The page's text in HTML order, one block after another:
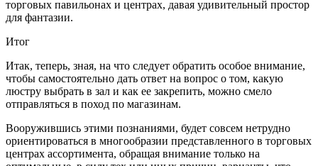
торговых павильонах и центрах, давая удивительный простор
для фантазии.
Итог
Итак, теперь, зная, на что следует обратить особое внимание,
чтобы самостоятельно дать ответ на вопрос о том, какую
люстру выбрать в зал и как ее закрепить, можно смело
отправляться в поход по магазинам.
Вооружившись этими познаниями, будет совсем нетрудно
ориентироваться в многообразии представленного в торговых
центрах ассортимента, обращая внимание только на